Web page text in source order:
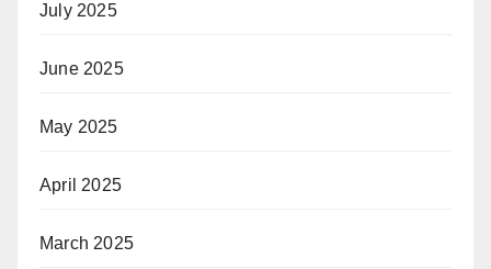
July 2025
June 2025
May 2025
April 2025
March 2025